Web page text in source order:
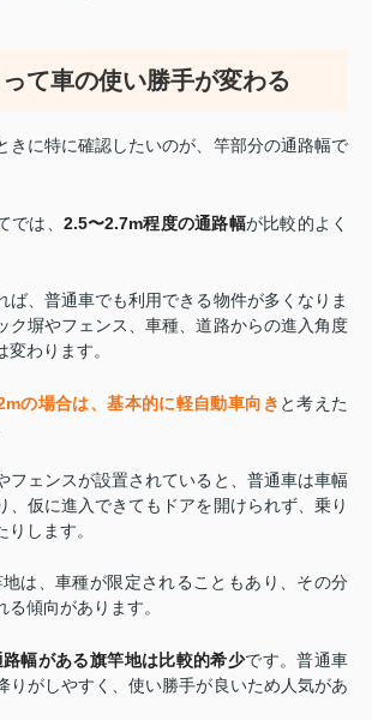
て車の使い勝手が変わる
きに特に確認したいのが、竿部分の通路幅で
では、 2.5〜2.7m程度の通路幅が比較的よく
ば、普通車でも利用できる物件が多くなりま
ク塀やフェンス、車種、道路からの進入角度
わります。
の場合は、基本的に軽自動車向き と考えた
フェンスが設置されていると、普通車は車幅
、仮に進入できてもドアを開けられず、乗り
します。
は、車種が限定されることもあり、その分
傾向があります。
幅がある旗竿地は比較的希少です。普通車
りがしやすく、使い勝手が良いため人気があ